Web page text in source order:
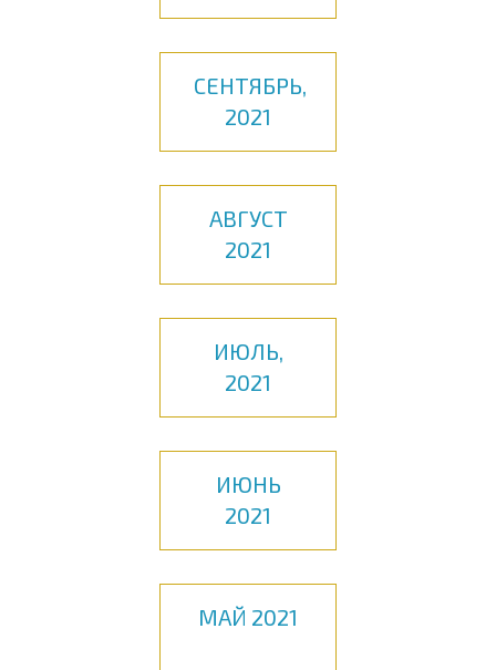
СЕНТЯБРЬ,
2021
АВГУСТ
2021
ИЮЛЬ,
2021
ИЮНЬ
2021
МАЙ 2021